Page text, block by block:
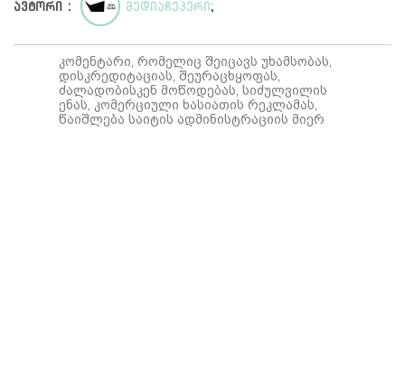
ავტორი : მედიაჩეკერი ;
კომენტარი, რომელიც შეიცავს უხამსობას,
დისკრედიტაციას, შეურაცხყოფას,
ძალადობისკენ მოწოდებას, სიძულვილის
ენას, კომერციული ხასიათის რეკლამას,
წაიშლება საიტის ადმინისტრაციის მიერ